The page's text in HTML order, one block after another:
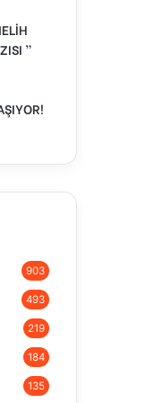
”
903
493
219
184
135